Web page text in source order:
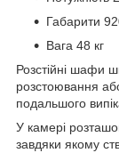
Габарити
Вага 48 кг
Розстійні шафи
розстоювання
подальшого
У камері
завдяки якому